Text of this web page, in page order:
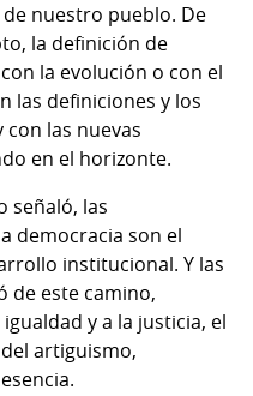
nuestro pueblo. De
la definición de
la evolución o con el
las definiciones y los
las nuevas
en el horizonte.
señaló, las
democracia son el
institucional. Y las
de este camino,
y a la justicia, el
artiguismo,